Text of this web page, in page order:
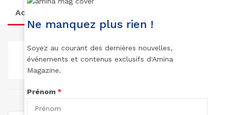
Activity
TOTAL DES
LECTURES:
0
TOTAL DES
ARTICLES:
TOTAL POINTS:
Ne manquez plus rien !
Soyez au courant des dernières nouvelles,
événements et contenus exclusifs d'Amina
Magazine.
Prénom *